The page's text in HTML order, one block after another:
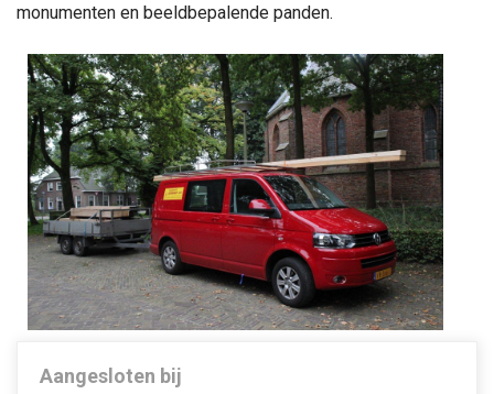
monumenten en beeldbepalende panden.
Aangesloten bij